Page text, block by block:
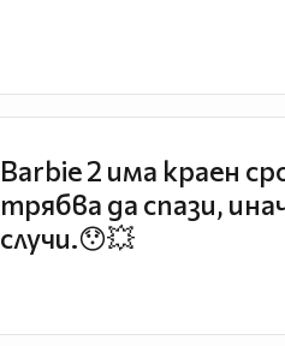
Barbie 2 има краен
трябва да спази,
случи.😯💥